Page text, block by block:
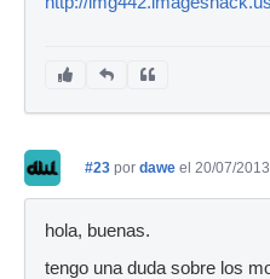
#23 por dawe el 20/07/2013
hola, buenas.
tengo una duda sobre los